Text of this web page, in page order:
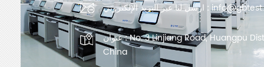
ارسل لنا عبر البريد الإلكتروني :
عنوان :No. 3 Linjiang Road, Huangpu
China